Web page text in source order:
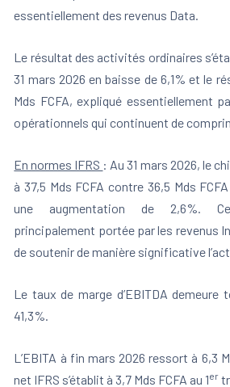
essentiellement des revenus Data.
Le résultat des activités ordinaires
31 mars 2026 en baisse de 6,1% et le
Mds FCFA, expliqué essentiellement
opérationnels qui continuent de
En normes IFRS : Au 31 mars 2026, le
à 37,5 Mds FCFA contre 36,5 Mds
une augmentation de 2,6%.
principalement portée par les revenus
de soutenir de manière significative
Le taux de marge d’EBITDA demeure
41,3%.
L’EBITA à fin mars 2026 ressort à 6,3
net IFRS s’établit à 3,7 Mds FCFA au 1er